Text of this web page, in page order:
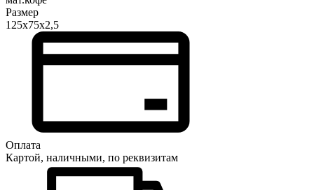
Размер
125х75х2,5
Оплата
Картой, наличными, по реквизитам